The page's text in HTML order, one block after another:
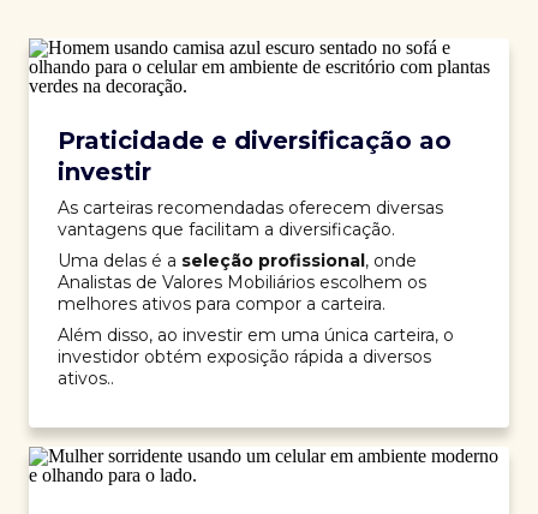
Praticidade e diversificação ao
investir
As carteiras recomendadas oferecem diversas
vantagens que facilitam a diversificação.
Uma delas é a seleção profissional, onde
Analistas de Valores Mobiliários escolhem os
melhores ativos para compor a carteira.
Além disso, ao investir em uma única carteira, o
investidor obtém exposição rápida a diversos
ativos..